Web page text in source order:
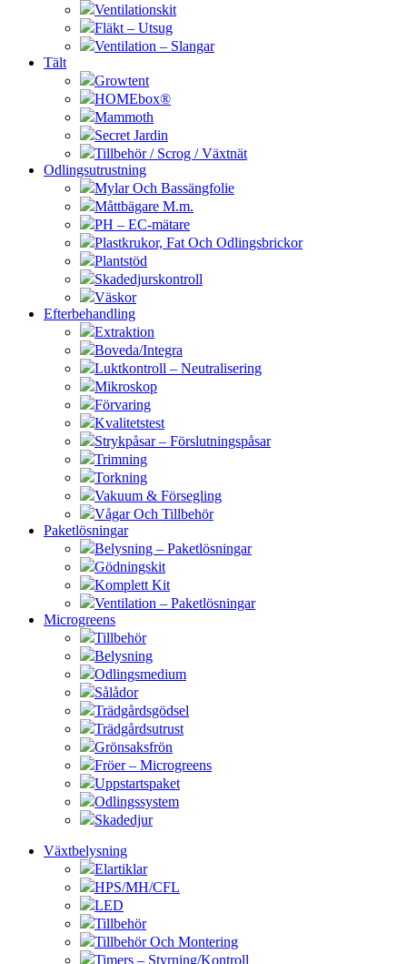
Ventilationskit
Fläkt – Utsug
Ventilation – Slangar
Tält
Growtent
HOMEbox®
Mammoth
Secret Jardin
Tillbehör / Scrog / Växtnät
Odlingsutrustning
Mylar Och Bassängfolie
Måttbägare M.m.
PH – EC-mätare
Plastkrukor, Fat Och Odlingsbrickor
Plantstöd
Skadedjurskontroll
Väskor
Efterbehandling
Extraktion
Boveda/Integra
Luktkontroll – Neutralisering
Mikroskop
Förvaring
Kvalitetstest
Strykpåsar – Förslutningspåsar
Trimning
Torkning
Vakuum & Försegling
Vågar Och Tillbehör
Paketlösningar
Belysning – Paketlösningar
Gödningskit
Komplett Kit
Ventilation – Paketlösningar
Microgreens
Tillbehör
Belysning
Odlingsmedium
Sålådor
Trädgårdsgödsel
Trädgårdsutrust
Grönsaksfrön
Fröer – Microgreens
Uppstartspaket
Odlingssystem
Skadedjur
Växtbelysning
Elartiklar
HPS/MH/CFL
LED
Tillbehör
Tillbehör Och Montering
Timers – Styrning/Kontroll